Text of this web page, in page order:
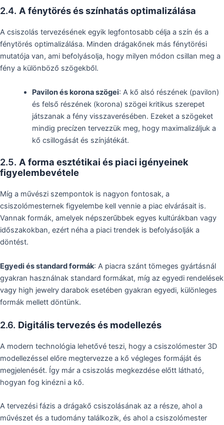
2.4. A fénytörés és színhatás optimalizálása
A csiszolás tervezésének egyik legfontosabb célja a szín és a
fénytörés optimalizálása. Minden drágakőnek más fénytörési
mutatója van, ami befolyásolja, hogy milyen módon csillan meg a
fény a különböző szögekből.
Pavilon és korona szögei: A kő alsó részének (pavilon)
és felső részének (korona) szögei kritikus szerepet
játszanak a fény visszaverésében. Ezeket a szögeket
mindig precízen tervezzük meg, hogy maximalizáljuk a
kő csillogását és színjátékát.
2.5. A forma esztétikai és piaci igényeinek
figyelembevétele
Míg a művészi szempontok is nagyon fontosak, a
csiszolómesternek figyelembe kell vennie a piac elvárásait is.
Vannak formák, amelyek népszerűbbek egyes kultúrákban vagy
időszakokban, ezért néha a piaci trendek is befolyásolják a
döntést.
Egyedi és standard formák: A piacra szánt tömeges gyártásnál
gyakran használnak standard formákat, míg az egyedi rendelések
vagy high jewelry darabok esetében gyakran egyedi, különleges
formák mellett döntünk.
2.6. Digitális tervezés és modellezés
A modern technológia lehetővé teszi, hogy a csiszolómester 3D
modellezéssel előre megtervezze a kő végleges formáját és
megjelenését. Így már a csiszolás megkezdése előtt látható,
hogyan fog kinézni a kő.
A tervezési fázis a drágakő csiszolásának az a része, ahol a
művészet és a tudomány találkozik, és ahol a csiszolómester